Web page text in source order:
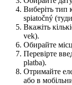
Виберіть тип
spiatočný
Вкажіть
vek).
Обирайте
Перевірте
platba).
Отримайте
або в